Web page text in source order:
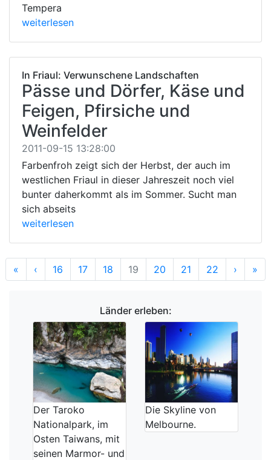
Tempera
weiterlesen
In Friaul: Verwunschene Landschaften
Pässe und Dörfer, Käse und
Feigen, Pfirsiche und
Weinfelder
2011-09-15 13:28:00
Farbenfroh zeigt sich der Herbst, der auch im
westlichen Friaul in dieser Jahreszeit noch viel
bunter daherkommt als im Sommer. Sucht man
sich abseits
weiterlesen
« Anfang
‹ Vorherige
16 17 18 19 20 21 22 › »
Länder erleben:
Der Taroko
Nationalpark, im
Osten Taiwans, mit
seinen Marmor- und
Die Skyline von
Melbourne.